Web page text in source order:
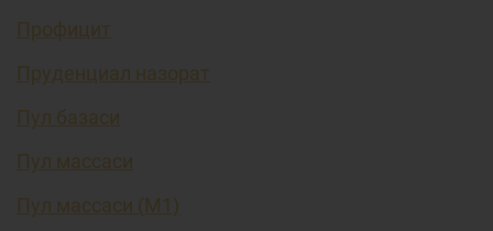
Профицит
Пруденциал назорат
Пул базаси
Пул массаси
Пул массаси (М1)